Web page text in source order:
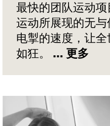
最快的团队运动
运动所展现的无
电掣的速度，让
如狂。
... 更多